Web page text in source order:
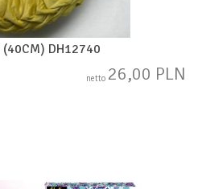
(40CM) DH12740
netto 26,00 PLN